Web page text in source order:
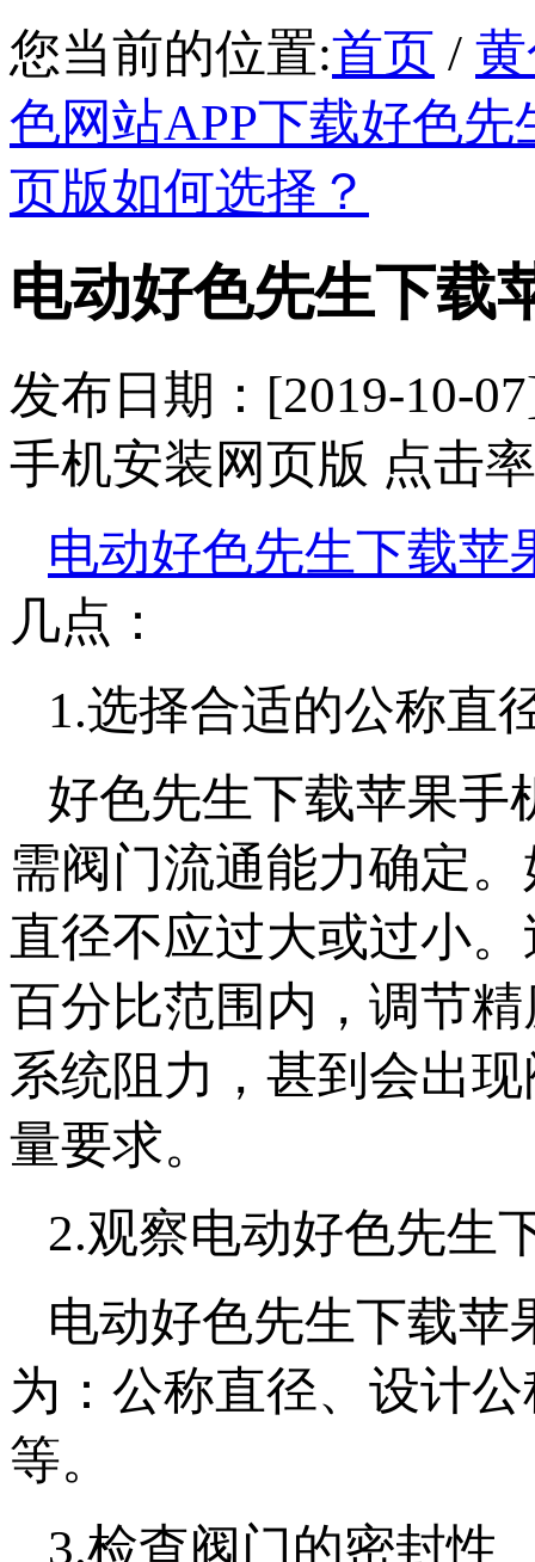
您当前的位置:首页 /
色网站APP下载好色先
页版如何选择？
电动好色先生下载
发布日期：[2019-10-
手机安装网页版 点击率
电动好色先生下载苹
几点：
1.选择合适的公称直
好色先生下载苹果手
需阀门流通能力确定
直径不应过大或过小
百分比范围内，调节精度
系统阻力，甚到会出
量要求。
2.观察电动好色先生
电动好色先生下载苹
为：公称直径、设计
等。
3.检查阀门的密封性